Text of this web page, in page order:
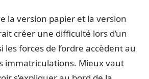
la version papier et la version
créer une difficulté lors d’un
forces de l’ordre accèdent au
immatriculations. Mieux vaut